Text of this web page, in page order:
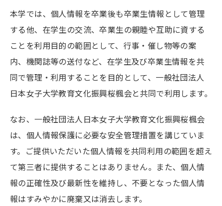
本学では、個人情報を卒業後も卒業生情報として管理
する他、在学生の交流、卒業生の親睦や互助に資する
ことを利用目的の範囲として、行事・催し物等の案
内、機関誌等の送付など、在学生及び卒業生情報を共
同で管理・利用することを目的として、一般社団法人
日本女子大学教育文化振興桜楓会と共同で利用します。
なお、一般社団法人日本女子大学教育文化振興桜楓会
は、個人情報保護に必要な安全管理措置を講じていま
す。ご提供いただいた個人情報を共同利用の範囲を超え
て第三者に提供することはありません。また、個人情
報の正確性及び最新性を維持し、不要となった個人情
報はすみやかに廃棄又は消去します。